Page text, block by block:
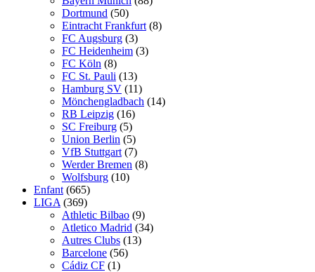
Dortmund (50)
Eintracht Frankfurt (8)
FC Augsburg (3)
FC Heidenheim (3)
FC Köln (8)
FC St. Pauli (13)
Hamburg SV (11)
Mönchengladbach (14)
RB Leipzig (16)
SC Freiburg (5)
Union Berlin (5)
VfB Stuttgart (7)
Werder Bremen (8)
Wolfsburg (10)
Enfant (665)
LIGA (369)
Athletic Bilbao (9)
Atletico Madrid (34)
Autres Clubs (13)
Barcelone (56)
Cádiz CF (1)